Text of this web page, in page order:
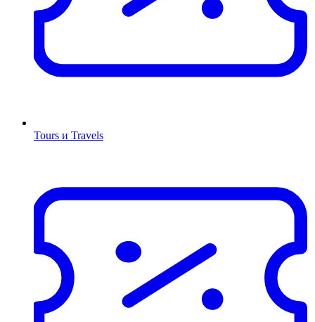
Tours и Travels